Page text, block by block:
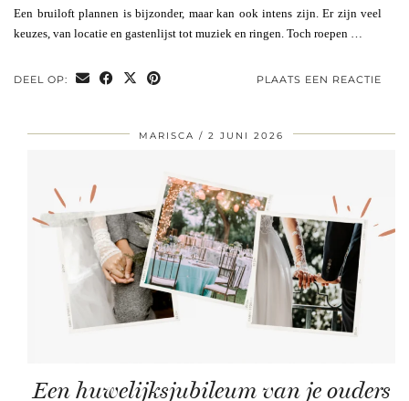
Een bruiloft plannen is bijzonder, maar kan ook intens zijn. Er zijn veel
keuzes, van locatie en gastenlijst tot muziek en ringen. Toch roepen …
DEEL OP: PLAATS EEN REACTIE
MARISCA 2 JUNI 2026
Een huwelijksjubileum van je ouders